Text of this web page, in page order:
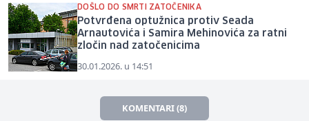
DOŠLO DO SMRTI ZATOČENIKA
Potvrđena optužnica protiv Seada
Arnautovića i Samira Mehinovića za ratni
zločin nad zatočenicima
30.01.2026. u 14:51
KOMENTARI (8)